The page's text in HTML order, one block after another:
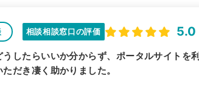
相談相談窓口の評価 5.0
したらいいか分からず、ポータルサイトを
だき凄く助かりました。